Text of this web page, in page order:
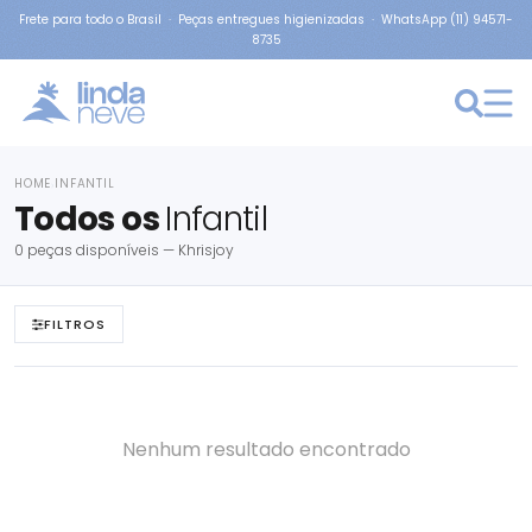
Frete para todo o Brasil · Peças entregues higienizadas · WhatsApp (11) 94571-
8735
HOME INFANTIL
Todos osInfantil
0 peças disponíveis — Khrisjoy
FILTROS
Nenhum resultado encontrado